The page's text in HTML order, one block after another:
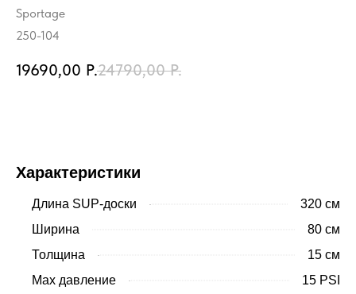
Sportage
250-104
19690,00 Р.24790,00 Р.
Характеристики
Длина SUP-доски
320 см
Ширина
80 см
Толщина
15 см
Max давление
15 PSI